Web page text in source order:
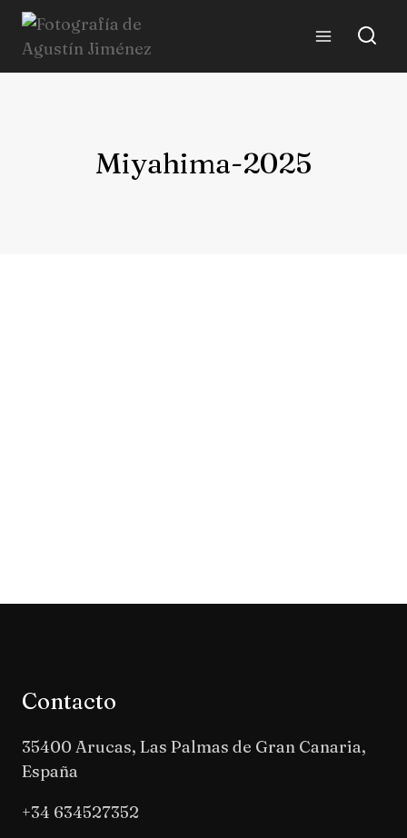
Miyahima-2025
Contacto
35400 Arucas, Las Palmas de Gran Canaria,
España
+34 634527352